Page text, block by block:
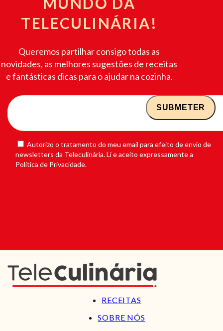
TELECULINÁRIA!
Queremos partilhar consigo todas as
novidades, as melhores sugestões de receitas
e fantásticas dicas para o ajudar na cozinha.
Autorizo o tratamento do meu email para efeito de envio de
newsletters da Teleculinária. Li e aceito expressamente a
Política de Privacidade.
RECEITAS
SOBRE NÓS